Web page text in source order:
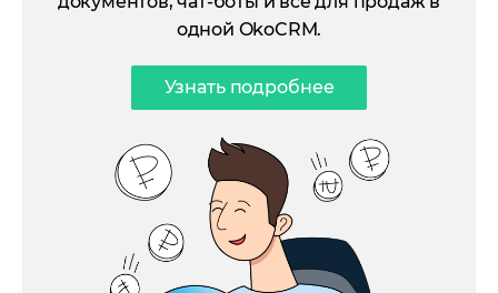
одной OkoCRM.
Узнать подробнее